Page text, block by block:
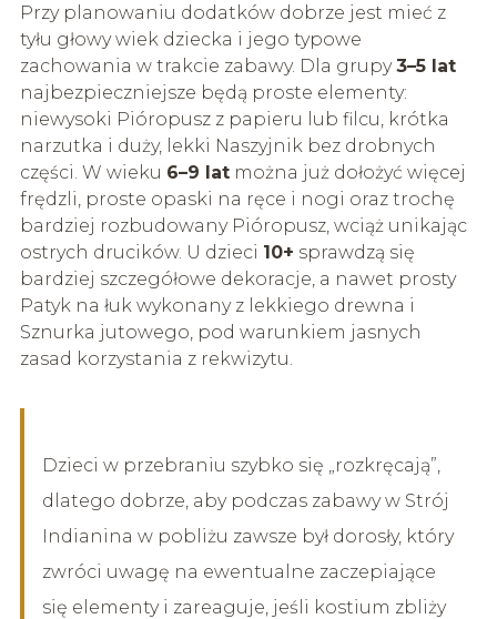
Przy planowaniu dodatków dobrze jest mieć z
tyłu głowy wiek dziecka i jego typowe
zachowania w trakcie zabawy. Dla grupy3–5 lat
najbezpieczniejsze będą proste elementy:
niewysoki Pióropusz z papieru lub filcu, krótka
narzutka i duży, lekki Naszyjnik bez drobnych
części. W wieku 6–9 latmożna już dołożyć więcej
frędzli, proste opaski na ręce i nogi oraz trochę
bardziej rozbudowany Pióropusz, wciąż unikając
ostrych drucików. U dzieci 10+ sprawdzą się
bardziej szczegółowe dekoracje, a nawet prosty
Patyk na łuk wykonany z lekkiego drewna i
Sznurka jutowego, pod warunkiem jasnych
zasad korzystania z rekwizytu.
Dzieci w przebraniu szybko się „rozkręcają”,
dlatego dobrze, aby podczas zabawy w Strój
Indianina w pobliżu zawsze był dorosły, który
zwróci uwagę na ewentualne zaczepiające
się elementy i zareaguje, jeśli kostium zbliży